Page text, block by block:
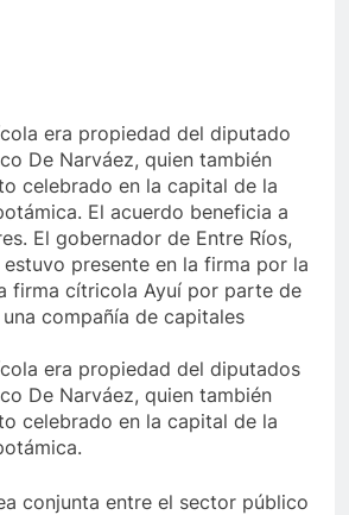
era propiedad del diputado
De Narváez, quien también
celebrado en la capital de la
El acuerdo beneficia a
El gobernador de Entre Ríos,
presente en la firma por la
firma cítricola Ayuí por parte de
una compañía de capitales
era propiedad del diputados
De Narváez, quien también
celebrado en la capital de la
conjunta entre el sector público